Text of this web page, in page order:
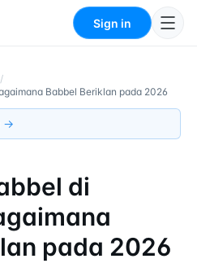
Sign in
/
Babbel Beriklan pada 2026
→
di
pada 2026